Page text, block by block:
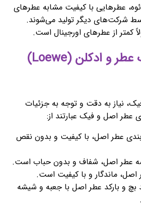
عطرهایی با کیفیت مشابه عطرهای
شرکت‌های دیگر تولید می‌شوند.
کمتر از عطرهای اورجینال است.
فرق اصل و فیک عطر و ادکلن (Loewe)
نیاز به دقت و توجه به جزئیات
عطر اصل و فیک عبارتند از:
عطر اصل، با کیفیت و بدون نقص
عطر اصل، شفاف و بدون حباب است.
اصل، ماندگار و با کیفیت است.
بچ و بارکد عطر اصل با جعبه و شیشه